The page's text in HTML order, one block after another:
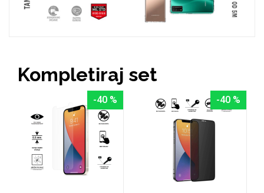
Kompletiraj set
-40 % -40 %
Monogrami Dječji motivi